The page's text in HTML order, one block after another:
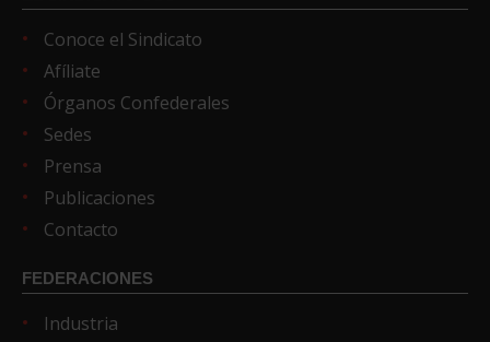
Conoce el Sindicato
Afíliate
Órganos Confederales
Sedes
Prensa
Publicaciones
Contacto
FEDERACIONES
Industria